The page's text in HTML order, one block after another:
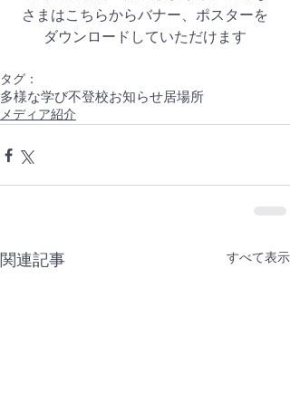
さまはこちらからバナー、ポスターを
ダウンロードしていただけます
タグ：
多様な学び不登校お知らせ居場所
メディア紹介
関連記事 すべて表示